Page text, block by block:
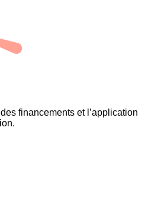
financements et l’application